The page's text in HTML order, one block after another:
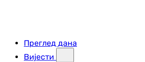
Преглед дана
Вијести